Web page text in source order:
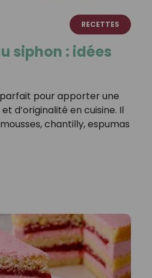
RECETTES
siphon : idées
parfait pour apporter une
d’originalité en cuisine. Il
chantilly, espumas